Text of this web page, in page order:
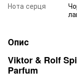
Нота серця
Опис
Viktor & Rolf
Parfum